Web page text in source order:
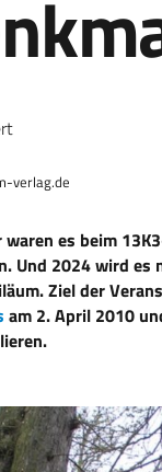
verlag.de
es beim
Und 2024 wird
Ziel der
am 2. April 2010